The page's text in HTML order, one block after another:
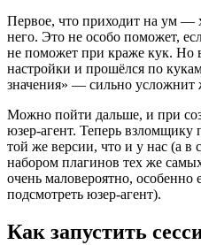
Первое, что приходит на ум —
него. Это не особо поможет,
не поможет при краже кук. Но
настройки и прошёлся по
значения» — сильно усложнит
Можно пойти дальше, и при
юзер-агент. Теперь взломщику
той же версии, что и у нас (а в
набором плагинов тех же
очень маловероятно, особенно
подсмотреть юзер-агент).
Как запустить